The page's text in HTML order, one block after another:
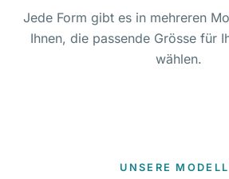
Jede Form gibt es in mehreren
Ihnen, die passende Grösse für
wählen.
UNSERE